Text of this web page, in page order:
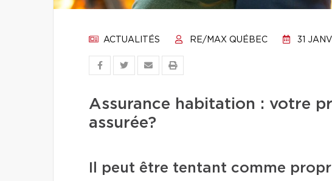
ACTUALITÉS RE/MAX QUÉBEC 31
Assurance habitation : votre
assurée?
Il peut être tentant comme